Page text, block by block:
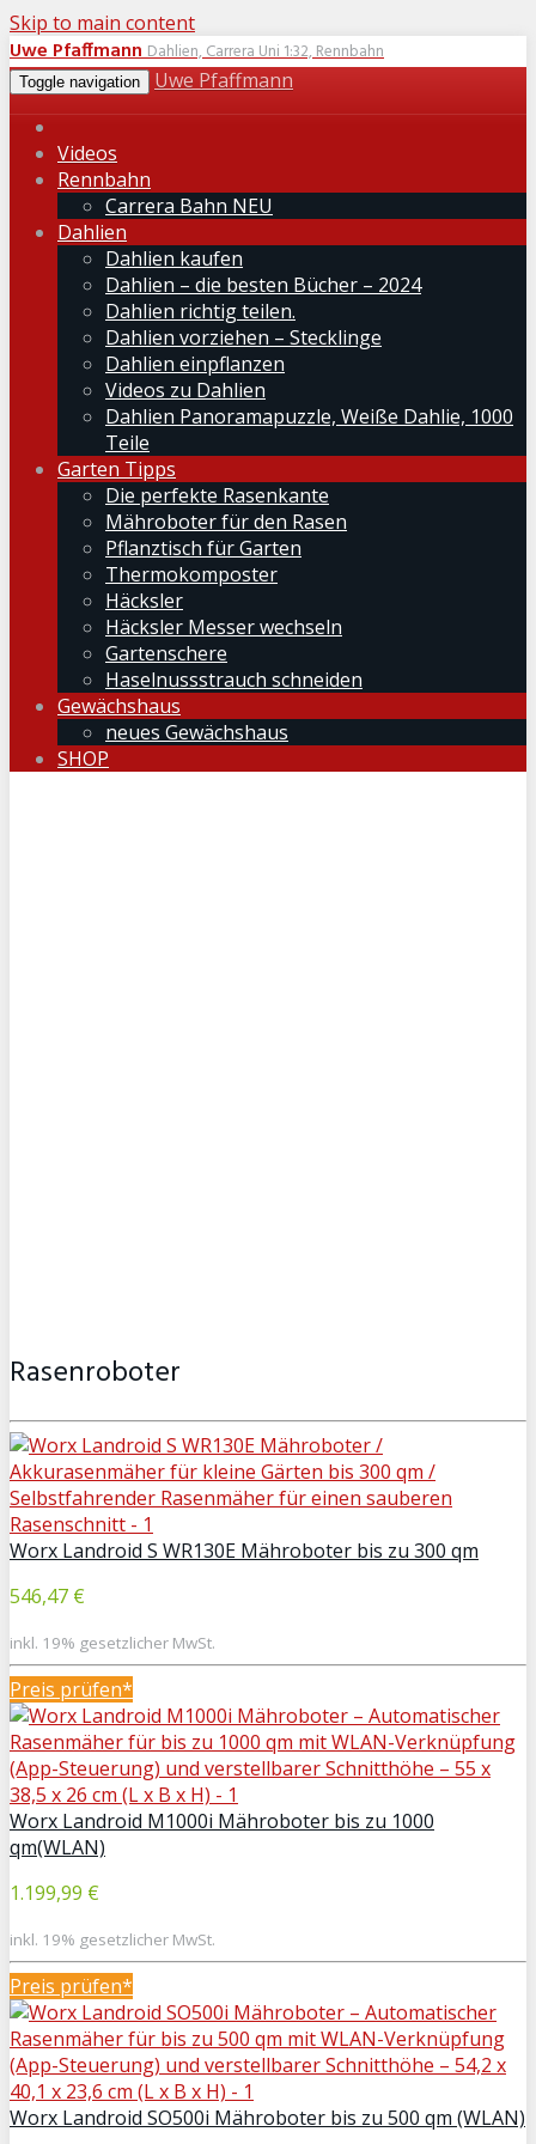
Skip to main content
Uwe PfaffmannDahlien, Carrera Uni 1:32, Rennbahn
Toggle navigation Uwe Pfaffmann
Videos
Rennbahn
Carrera Bahn NEU
Dahlien
Dahlien kaufen
Dahlien – die besten Bücher – 2024
Dahlien richtig teilen.
Dahlien vorziehen – Stecklinge
Dahlien einpflanzen
Videos zu Dahlien
Dahlien Panoramapuzzle, Weiße Dahlie, 1000
Teile
Garten Tipps
Die perfekte Rasenkante
Mähroboter für den Rasen
Pflanztisch für Garten
Thermokomposter
Häcksler
Häcksler Messer wechseln
Gartenschere
Haselnussstrauch schneiden
Gewächshaus
neues Gewächshaus
SHOP
Rasenroboter
Worx Landroid S WR130E Mähroboter bis zu 300 qm
546,47 €
inkl. 19% gesetzlicher MwSt.
Preis prüfen*
Worx Landroid M1000i Mähroboter bis zu 1000
qm(WLAN)
1.199,99 €
inkl. 19% gesetzlicher MwSt.
Preis prüfen*
Worx Landroid SO500i Mähroboter bis zu 500 qm (WLAN)